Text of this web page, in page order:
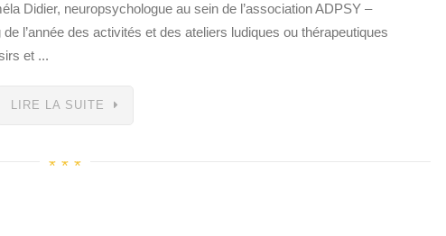
Didier, neuropsychologue au sein de l’association ADPSY –
l’année des activités et des ateliers ludiques ou thérapeutiques
et ...
LIRE LA SUITE